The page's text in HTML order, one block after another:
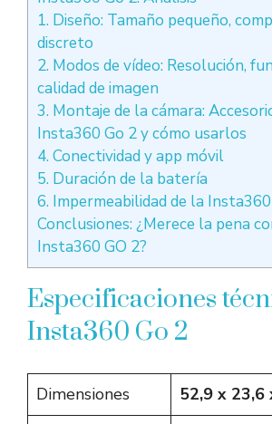
1. Diseño: Tamaño pequeño,
discreto
2. Modos de vídeo: Resolución,
calidad de imagen
3. Montaje de la cámara:
Insta360 Go 2 y cómo usarlos
4. Conectividad y app móvil
5. Duración de la batería
6. Impermeabilidad de la
Conclusiones: ¿Merece la pena
Insta360 GO 2?
Especificaciones
Insta360 Go 2
Dimensiones
52,9 x 23,6